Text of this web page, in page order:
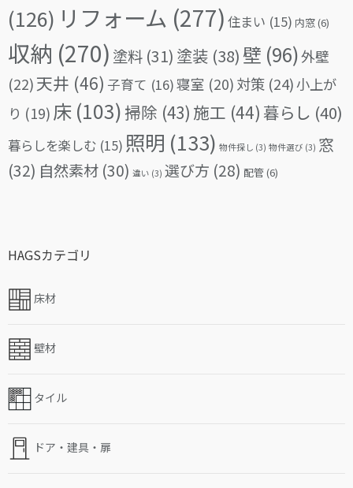
(126) リフォーム (277) 住まい (15) 内窓(6)
収納 (270) 塗料 (31) 塗装 (38) 壁 (96)外壁
(22)天井 (46) 子育て (16)寝室 (20) 対策 (24)小上が
り (19) 床 (103)掃除 (43) 施工 (44) 暮らし (40)
暮らしを楽しむ (15) 照明 (133) 物件探し (3) 物件選び (3) 窓
(32) 自然素材 (30) 違い (3) 選び方 (28) 配管(6)
HAGSカテゴリ
床材
壁材
タイル
ドア・建具・扉